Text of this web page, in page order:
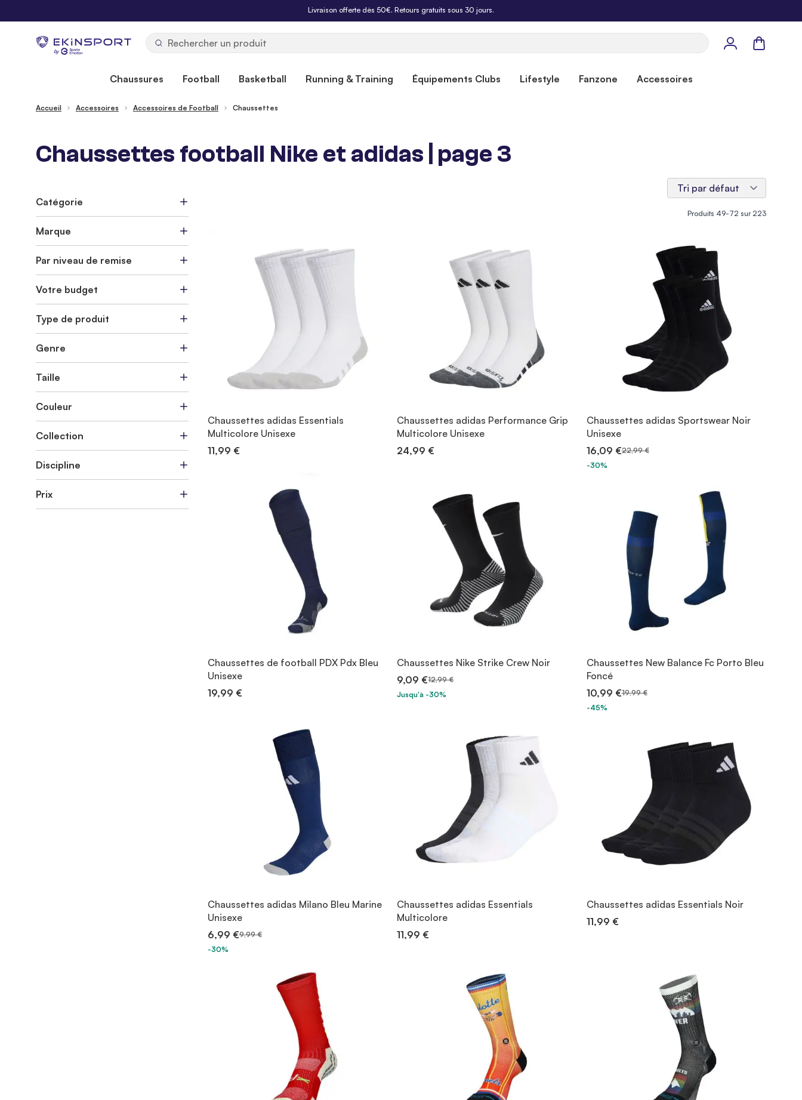
Livraison offerte dès 50€. Retours gratuits sous 30 jours.
by
Panier
Chaussures Football Basketball Running & Training Équipements Clubs Lifestyle Fanzone Accessoires
Accueil Accessoires Accessoires de Football Chaussettes
Chaussettes football Nike et adidas | page 3
Produits 49-72 sur223
Chaussettes adidas Essentials
Multicolore Unisexe
11,99 €
Chaussettes adidas Performance Grip
Multicolore Unisexe
24,99 €
Chaussettes adidas Sportswear Noir
Unisexe
16,09 €22,99 €
-30%
Chaussettes de football PDX Pdx Bleu
Unisexe
19,99 €
Chaussettes Nike Strike Crew Noir
9,09 €12,99 €
Jusqu'à -30%
Chaussettes New Balance Fc Porto Bleu
Foncé
10,99 €19,99 €
-45%
Chaussettes adidas Milano Bleu Marine
Unisexe
6,99 €9,99 €
-30%
Chaussettes adidas Essentials
Multicolore
11,99 €
Chaussettes adidas Essentials Noir
11,99 €
Catégorie
Marque
Par niveau de remise
Votre budget
Type de produit
Genre
Taille
Couleur
Collection
Discipline
Prix